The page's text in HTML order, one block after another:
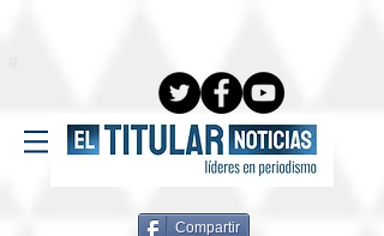
Compartir